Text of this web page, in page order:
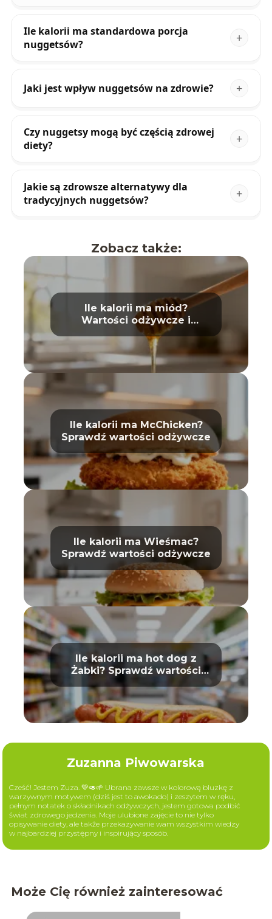
Ile kalorii ma standardowa porcja
nuggetsów?
Jaki jest wpływ nuggetsów na zdrowie?
Czy nuggetsy mogą być częścią zdrowej
diety?
Jakie są zdrowsze alternatywy dla
tradycyjnych nuggetsów?
Zobacz także:
Ile kalorii ma miód?
Wartości odżywcze i
właściwości
Ile kalorii ma McChicken?
Sprawdź wartości odżywcze
Ile kalorii ma Wieśmac?
Sprawdź wartości odżywcze
Ile kalorii ma hot dog z
Żabki? Sprawdź wartości
odżywcze
Zuzanna Piwowarska
Cześć! Jestem Zuza. 💚🥑🌱 Ubrana zawsze w kolorową bluzkę z
warzywnym motywem (dziś jest to awokado) i zeszytem w ręku,
pełnym notatek o składnikach odżywczych, jestem gotowa podbić
świat zdrowego jedzenia. Moje ulubione zajęcie to nie tylko
opisywanie diety, ale także przekazywanie wam wszystkim wiedzy
w najbardziej przystępny i inspirujący sposób.
Może Cię również zainteresować